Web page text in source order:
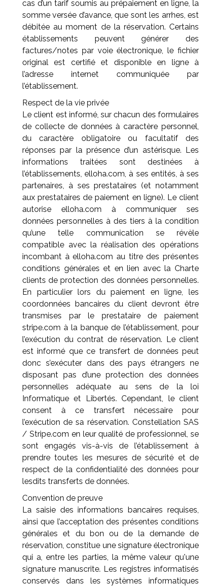
cas d’un tarif soumis au prépaiement en ligne, la
somme versée d’avance, que sont les arrhes, est
débitée au moment de la réservation. Certains
établissements peuvent générer des
factures/notes par voie électronique, le fichier
original est certifié et disponible en ligne à
l’adresse internet communiquée par
l’établissement.
Respect de la vie privée
Le client est informé, sur chacun des formulaires
de collecte de données à caractère personnel,
du caractère obligatoire ou facultatif des
réponses par la présence d’un astérisque. Les
informations traitées sont destinées à
l’établissements, elloha.com, à ses entités, à ses
partenaires, à ses prestataires (et notamment
aux prestataires de paiement en ligne). Le client
autorise elloha.com à communiquer ses
données personnelles à des tiers à la condition
qu’une telle communication se révèle
compatible avec la réalisation des opérations
incombant à elloha.com au titre des présentes
conditions générales et en lien avec la Charte
clients de protection des données personnelles.
En particulier lors du paiement en ligne, les
coordonnées bancaires du client devront être
transmises par le prestataire de paiement
stripe.com à la banque de l’établissement, pour
l’exécution du contrat de réservation. Le client
est informé que ce transfert de données peut
donc s’exécuter dans des pays étrangers ne
disposant pas d’une protection des données
personnelles adéquate au sens de la loi
Informatique et Libertés. Cependant, le client
consent à ce transfert nécessaire pour
l’exécution de sa réservation. Constellation SAS
/ Stripe.com en leur qualité de professionnel, se
sont engagés vis-à-vis de l’établissement à
prendre toutes les mesures de sécurité et de
respect de la confidentialité des données pour
lesdits transferts de données.
Convention de preuve
La saisie des informations bancaires requises,
ainsi que l’acceptation des présentes conditions
générales et du bon ou de la demande de
réservation, constitue une signature électronique
qui a, entre les parties, la même valeur qu'une
signature manuscrite. Les registres informatisés
conservés dans les systèmes informatiques